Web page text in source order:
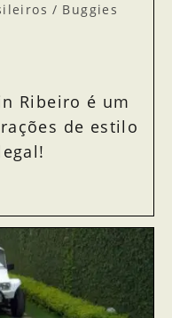
/ Buggies
Ribeiro é um
de estilo